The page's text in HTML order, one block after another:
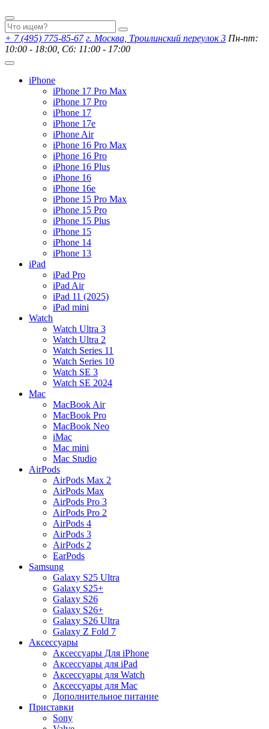
+ 7 (495) 775-85-67 г. Москва, Троилинский переулок 3 Пн-пт:
10:00 - 18:00, Сб: 11:00 - 17:00
iPhone
iPhone 17 Pro Max
iPhone 17 Pro
iPhone 17
iPhone 17e
iPhone Air
iPhone 16 Pro Max
iPhone 16 Pro
iPhone 16 Plus
iPhone 16
iPhone 16e
iPhone 15 Pro Max
iPhone 15 Pro
iPhone 15 Plus
iPhone 15
iPhone 14
iPhone 13
iPad
iPad Pro
iPad Air
iPad 11 (2025)
iPad mini
Watch
Watch Ultra 3
Watch Ultra 2
Watch Series 11
Watch Series 10
Watch SE 3
Watch SE 2024
Mac
MacBook Air
MacBook Pro
MacBook Neo
iMac
Mac mini
Mac Studio
AirPods
AirPods Max 2
AirPods Max
AirPods Pro 3
AirPods Pro 2
AirPods 4
AirPods 3
AirPods 2
EarPods
Samsung
Galaxy S25 Ultra
Galaxy S25+
Galaxy S26
Galaxy S26+
Galaxy S26 Ultra
Galaxy Z Fold 7
Аксессуары
Аксессуары Для iPhone
Аксессуары для iPad
Аксессуары для Watch
Аксессуары для Mac
Дополнительное питание
Приставки
Sony